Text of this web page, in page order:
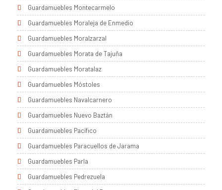
Guardamuebles Montecarmelo
Guardamuebles Moraleja de Enmedio
Guardamuebles Moralzarzal
Guardamuebles Morata de Tajuña
Guardamuebles Moratalaz
Guardamuebles Móstoles
Guardamuebles Navalcarnero
Guardamuebles Nuevo Baztán
Guardamuebles Pacífico
Guardamuebles Paracuellos de Jarama
Guardamuebles Parla
Guardamuebles Pedrezuela